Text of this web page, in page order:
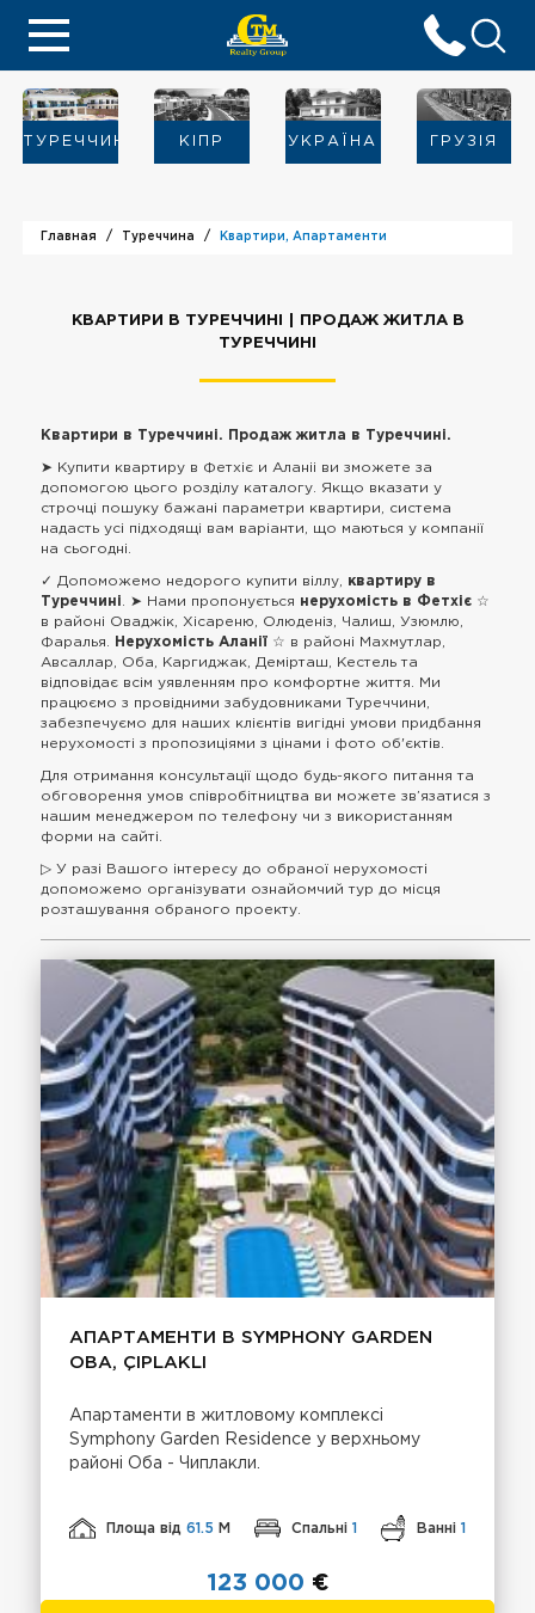
ТУРЕЧЧИНА KIПР УКРАЇНА ГРУЗІЯ
Главная Туреччина Квартири, Апартаменти
КВАРТИРИ В ТУРЕЧЧИНІ | ПРОДАЖ ЖИТЛА В
ТУРЕЧЧИНІ
Квартири в Туреччині. Продаж житла в Туреччині.
➤ Купити квартиру в Фетхіє и Аланіі ви зможете за
допомогою цього розділу каталогу. Якщо вказати у
строчці пошуку бажані параметри квартири, система
надасть усі підходящі вам варіанти, що маються у компанії
на сьогодні.
✓ Допоможемо недорого купити віллу, квартиру в
Туреччині
. ➤ Нами пропонується нерухомість в Фетхіє ☆
в районі Оваджік, Хісареню, Олюденіз, Чалиш, Узюмлю,
Фаралья.
Нерухомість Аланії ☆ в районі Махмутлар,
Авсаллар, Оба, Каргиджак, Демірташ, Кестель та
відповідає всім уявленням про комфортне життя. Ми
працюємо з провідними забудовниками Туреччини,
забезпечуємо для наших клієнтів вигідні умови придбання
нерухомості з пропозиціями з цінами і фото об'єктів.
Для отримання консультації щодо будь-якого питання та
обговорення умов співробітництва ви можете зв’язатися з
нашим менеджером по телефону чи з використанням
форми на сайті.
▷ У разі Вашого інтересу до обраної нерухомості
допоможемо організувати ознайомчий тур до місця
розташування обраного проекту.
АПАРТАМЕНТИ В SYMPHONY GARDEN
OBA, ÇIPLAKLI
Апартаменти в житловому комплексі
Symphony Garden Residence у верхньому
районі Оба - Чиплакли.
Площа від61.5 М Спальні 1 Ванні 1
123 000 €